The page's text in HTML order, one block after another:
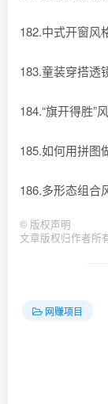
182.中式开窗风
183.童装穿搭透
184.“旗开得胜”
185.如何用拼图
186.多形态组合
© 版权声明
文章版权归作者所
网赚项目